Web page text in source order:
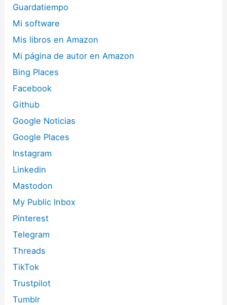
Guardatiempo
Mi software
Mis libros en Amazon
Mi página de autor en Amazon
Bing Places
Facebook
Github
Google Noticias
Google Places
Instagram
Linkedin
Mastodon
My Public Inbox
Pinterest
Telegram
Threads
TikTok
Trustpilot
Tumblr